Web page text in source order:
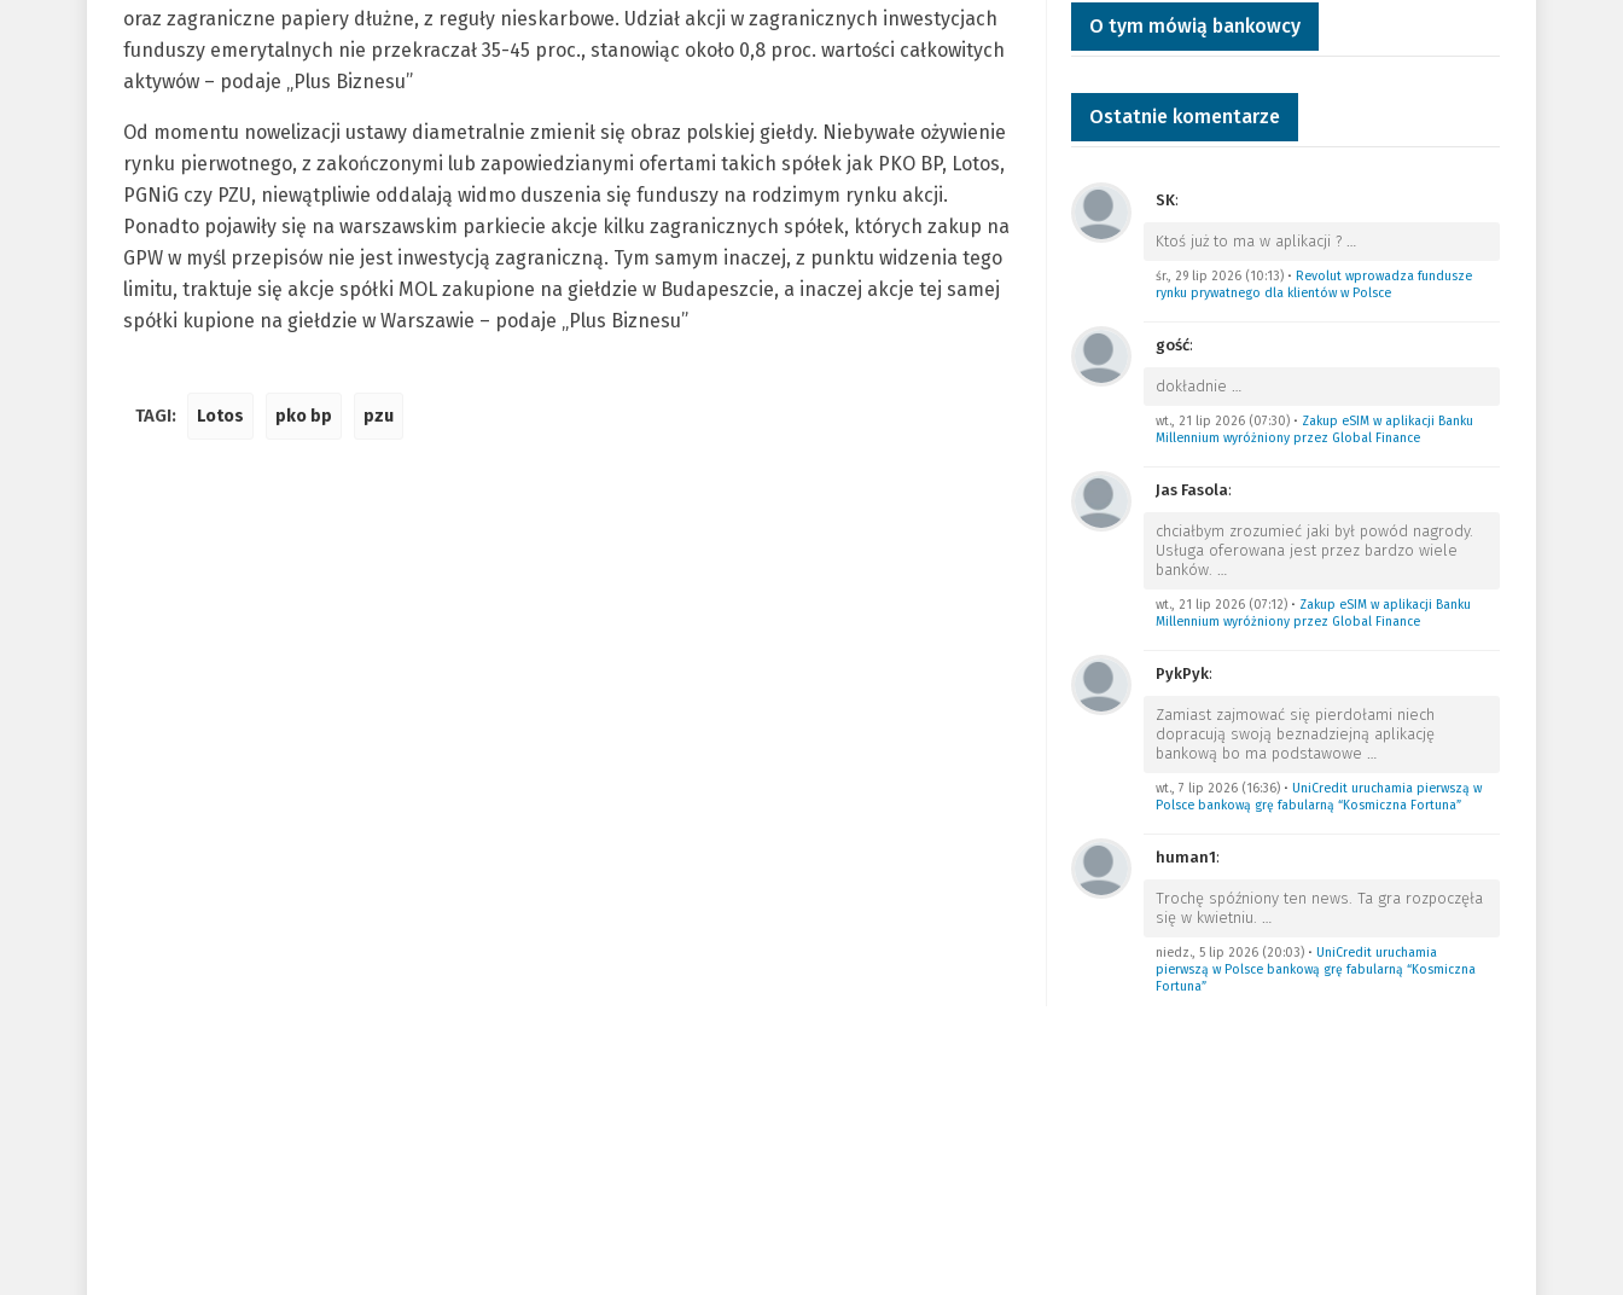
oraz zagraniczne papiery dłużne, z reguły nieskarbowe. Udział akcji w zagranicznych inwestycjach
funduszy emerytalnych nie przekraczał 35-45 proc., stanowiąc około 0,8 proc. wartości całkowitych
aktywów – podaje „Plus Biznesu”
Od momentu nowelizacji ustawy diametralnie zmienił się obraz polskiej giełdy. Niebywałe ożywienie
rynku pierwotnego, z zakończonymi lub zapowiedzianymi ofertami takich spółek jak PKO BP, Lotos,
PGNiG czy PZU, niewątpliwie oddalają widmo duszenia się funduszy na rodzimym rynku akcji.
Ponadto pojawiły się na warszawskim parkiecie akcje kilku zagranicznych spółek, których zakup na
GPW w myśl przepisów nie jest inwestycją zagraniczną. Tym samym inaczej, z punktu widzenia tego
limitu, traktuje się akcje spółki MOL zakupione na giełdzie w Budapeszcie, a inaczej akcje tej samej
spółki kupione na giełdzie w Warszawie – podaje „Plus Biznesu”
TAGI: Lotos pko bp pzu
O tym mówią bankowcy
Ostatnie komentarze
SK:
Ktoś już to ma w aplikacji ? …
śr., 29 lip 2026 (10:13)• Revolut wprowadza fundusze
rynku prywatnego dla klientów w Polsce
gość:
dokładnie …
wt., 21 lip 2026 (07:30)• Zakup eSIM w aplikacji Banku
Millennium wyróżniony przez Global Finance
Jas Fasola:
chciałbym zrozumieć jaki był powód nagrody.
Usługa oferowana jest przez bardzo wiele
banków. …
wt., 21 lip 2026 (07:12)• Zakup eSIM w aplikacji Banku
Millennium wyróżniony przez Global Finance
PykPyk:
Zamiast zajmować się pierdołami niech
dopracują swoją beznadziejną aplikację
bankową bo ma podstawowe …
wt., 7 lip 2026 (16:36)• UniCredit uruchamia pierwszą w
Polsce bankową grę fabularną “Kosmiczna Fortuna”
human1:
Trochę spóźniony ten news. Ta gra rozpoczęła
się w kwietniu. …
niedz., 5 lip 2026 (20:03)• UniCredit uruchamia
pierwszą w Polsce bankową grę fabularną “Kosmiczna
Fortuna”